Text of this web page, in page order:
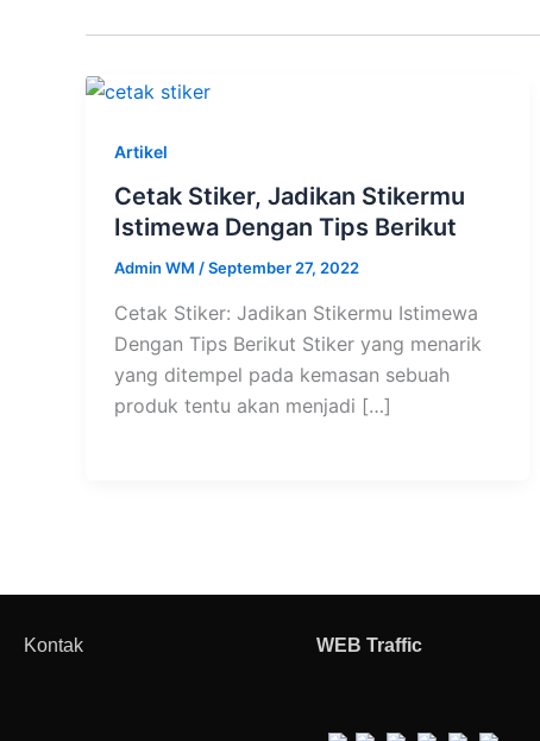
Artikel
Cetak Stiker, Jadikan Stikermu
Istimewa Dengan Tips Berikut
Admin WM /September 27, 2022
Cetak Stiker: Jadikan Stikermu Istimewa
Dengan Tips Berikut Stiker yang menarik
yang ditempel pada kemasan sebuah
produk tentu akan menjadi […]
Kontak WEB Traffic